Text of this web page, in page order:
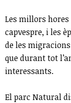
Les millors
capvespre, i les
de les
que durant tot
interessants.
El parc Natural